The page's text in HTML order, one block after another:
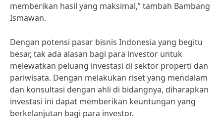
memberikan hasil yang maksimal,” tambah Bambang
Ismawan.
Dengan potensi pasar bisnis Indonesia yang begitu
besar, tak ada alasan bagi para investor untuk
melewatkan peluang investasi di sektor properti dan
pariwisata. Dengan melakukan riset yang mendalam
dan konsultasi dengan ahli di bidangnya, diharapkan
investasi ini dapat memberikan keuntungan yang
berkelanjutan bagi para investor.